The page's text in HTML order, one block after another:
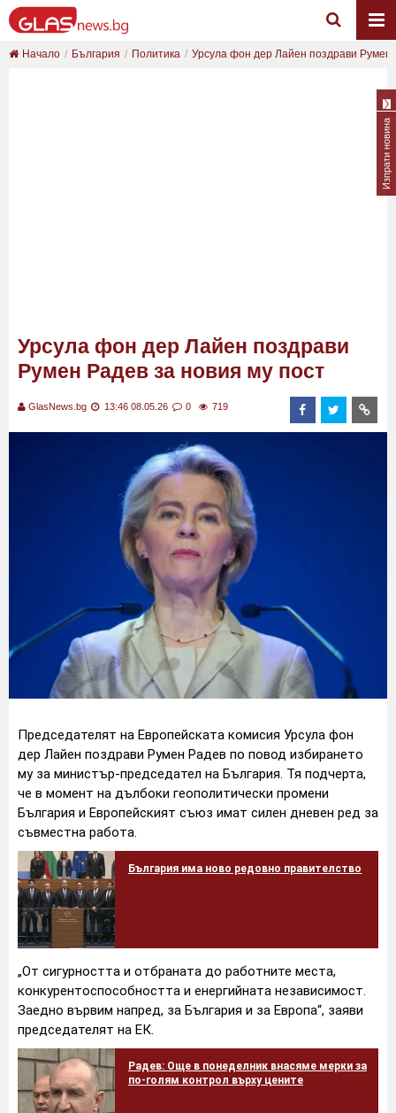
Начало България Политика Урсула фон дер Лайен поздрави Румен
Урсула фон дер Лайен поздрави
Румен Радев за новия му пост
GlasNews.bg 13:46 08.05.26 0 719
Председателят на Европейската комисия Урсула фон
дер Лайен поздрави Румен Радев по повод избирането
му за министър-председател на България. Тя подчерта,
че в момент на дълбоки геополитически промени
България и Европейският съюз имат силен дневен ред за
съвместна работа.
България има ново редовно правителство
„От сигурността и отбраната до работните места,
конкурентоспособността и енергийната независимост.
Заедно вървим напред, за България и за Европа“, заяви
председателят на ЕК.
Радев: Още в понеделник внасяме мерки за
по-голям контрол върху цените
Изпрати новина